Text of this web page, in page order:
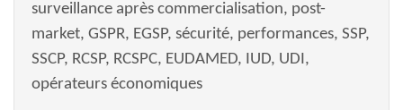
surveillance après commercialisation, post-
market, GSPR, EGSP, sécurité, performances, SSP,
SSCP, RCSP, RCSPC, EUDAMED, IUD, UDI,
opérateurs économiques